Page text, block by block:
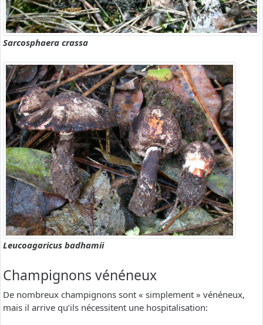
Sarcosphaera crassa
Leucoagaricus badhamii
Champignons vénéneux
De nombreux champignons sont « simplement » vénéneux,
mais il arrive qu’ils nécessitent une hospitalisation: